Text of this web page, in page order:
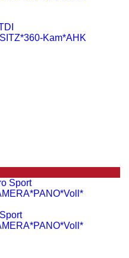
Kam*AHK